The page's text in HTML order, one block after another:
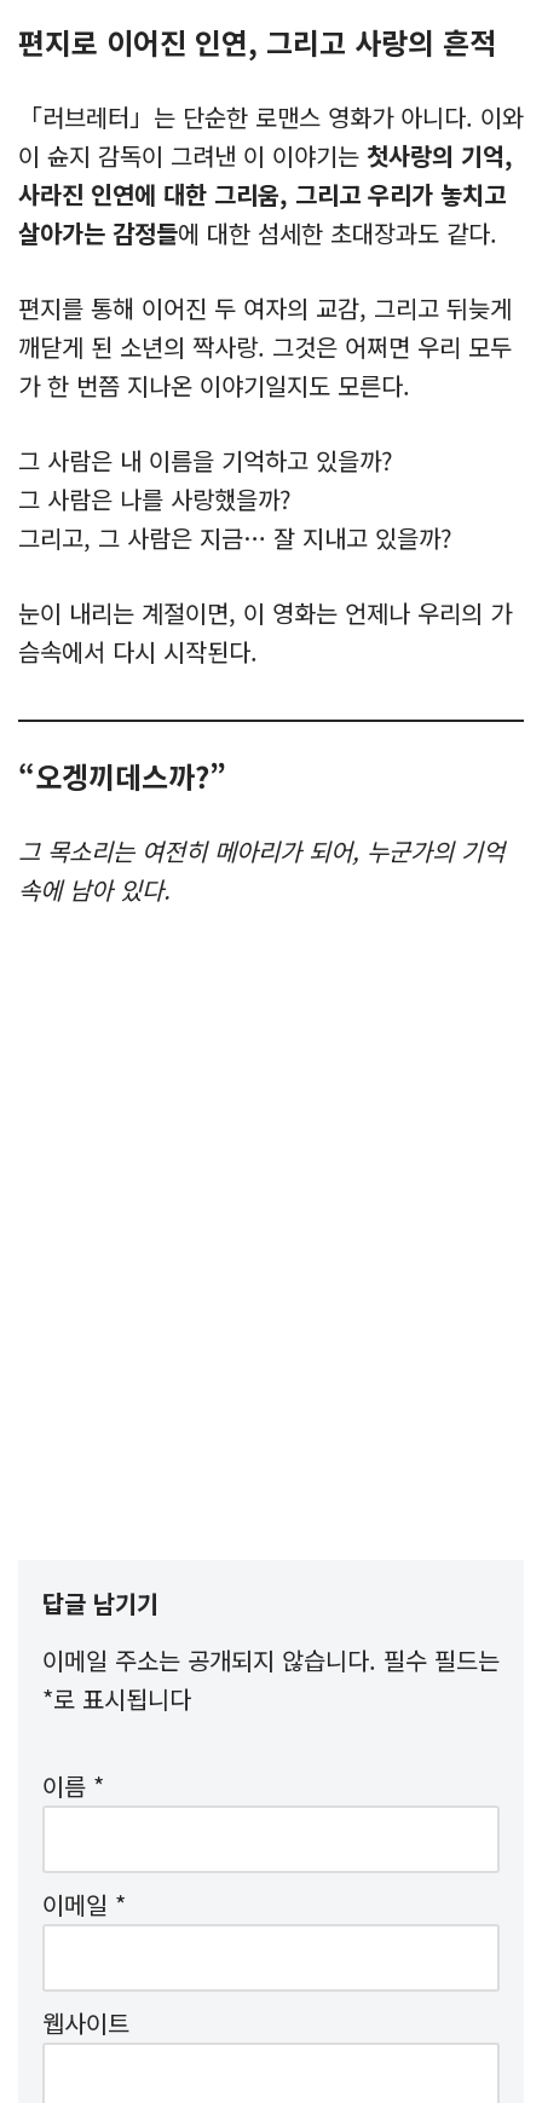
편지로 이어진 인연, 그리고 사랑의 흔적
「러브레터」는 단순한 로맨스 영화가 아니다. 이와
이 슌지 감독이 그려낸 이 이야기는 첫사랑의 기억,
사라진 인연에 대한 그리움, 그리고 우리가 놓치고
살아가는 감정들에 대한 섬세한 초대장과도 같다.
편지를 통해 이어진 두 여자의 교감, 그리고 뒤늦게
깨닫게 된 소년의 짝사랑. 그것은 어쩌면 우리 모두
가 한 번쯤 지나온 이야기일지도 모른다.
그 사람은 내 이름을 기억하고 있을까?
그 사람은 나를 사랑했을까?
그리고, 그 사람은 지금… 잘 지내고 있을까?
눈이 내리는 계절이면, 이 영화는 언제나 우리의 가
슴속에서 다시 시작된다.
“오겡끼데스까?”
그 목소리는 여전히 메아리가 되어, 누군가의 기억
속에 남아 있다.
답글 남기기
이메일 주소는 공개되지 않습니다. 필수 필드는
*로 표시됩니다
이름 *
이메일 *
웹사이트